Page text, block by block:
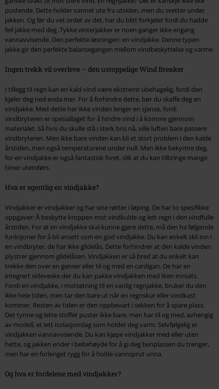
pustende. Dette holder vannet ute fra utsiden, men du svetter under
jakken. Og før du vet ordet av det, har du blitt forkjølet fordi du hadde
feil jakke med deg. Tykke vinterjakker er noen ganger ikke engang
vannavvisende. Den perfekte løsningen: en vindjakke. Denne typen
jakke gir den perfekte balansegangen mellom vindbeskyttelse og varme.
Ingen trekk vil overleve – den ustoppelige Wind Breaker
I tillegg til regn kan en kald vind være ekstremt ubehagelig, fordi den
kjøler deg ned enda mer. For å forhindre dette, bør du skaffe deg en
vindjakke. Med dette har ikke vinden lenger en sjanse, fordi
vindbryteren er spesiallaget for å hindre vind i å komme gjennom
materialet. Så hvis du skulle stå i sterk bris nå, ville luften bare passere
vindbryteren. Men ikke bare vinden kan bli et stort problem i den kalde
årstiden, men også temperaturene under null. Men ikke bekymre deg,
for en vindjakke er også fantastisk foret, slik at du kan tilbringe mange
timer utendørs.
Hva er egentlig en vindjakke?
Vindjakker er vindjakker og har sine røtter i løping. De har to spesifikke
oppgaver: Å beskytte kroppen mot vindkulde og lett regn i den vindfulle
årstiden. For at en vindjakke skal kunne gjøre dette, må den ha følgende
funksjoner for å bli ansett som en god vindjakke. Du kan enkelt skli inn i
en vindbryter, de har ikke glidelås. Dette forhindrer at den kalde vinden
plystrer gjennom glidelåsen. Vindjakken er så bred at du enkelt kan
trekke den over en genser eller til og med en cardigan. De har en
integrert sideveske der du kan pakke vindjakken med liten innsats.
Fordi en vindjakke, i motsetning til en vanlig regnjakke, bruker du den
ikke hele tiden, men tar den bare ut når en regnskur eller vindkast
kommer. Resten av tiden er den oppbevart i sekken for å spare plass.
Det tynne og lette stoffet puster ikke bare, men har til og med, avhengig
av modell, et lett isolasjonslag som holder deg varm. Selvfølgelig er
vindjakken vannavvisende. Du kan kjøpe vindjakker med eller uten
hette, og jakken ender i beltehøyde for å gi deg benplassen du trenger,
men har en forlenget rygg for å holde vannsprut unna.
Og hva er fordelene med vindjakker?